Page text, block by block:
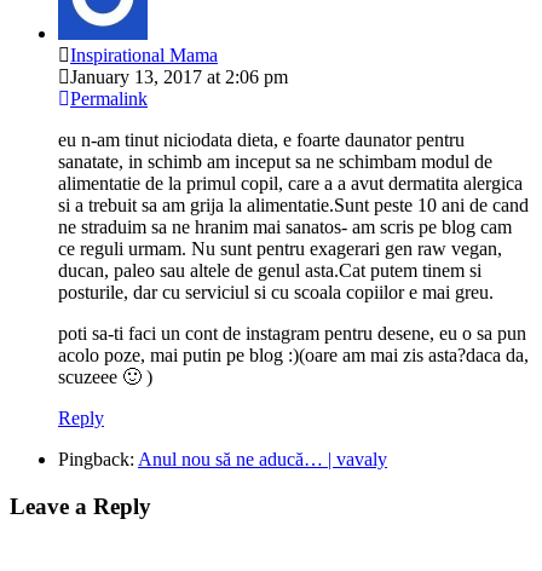
Inspirational Mama
January 13, 2017 at 2:06 pm
Permalink
eu n-am tinut niciodata dieta, e foarte daunator pentru
sanatate, in schimb am inceput sa ne schimbam modul de
alimentatie de la primul copil, care a a avut dermatita alergica
si a trebuit sa am grija la alimentatie.Sunt peste 10 ani de cand
ne straduim sa ne hranim mai sanatos- am scris pe blog cam
ce reguli urmam. Nu sunt pentru exagerari gen raw vegan,
ducan, paleo sau altele de genul asta.Cat putem tinem si
posturile, dar cu serviciul si cu scoala copiilor e mai greu.
poti sa-ti faci un cont de instagram pentru desene, eu o sa pun
acolo poze, mai putin pe blog :)(oare am mai zis asta?daca da,
scuzeee 🙂 )
Reply
Pingback: Anul nou să ne aducă… | vavaly
Leave a Reply